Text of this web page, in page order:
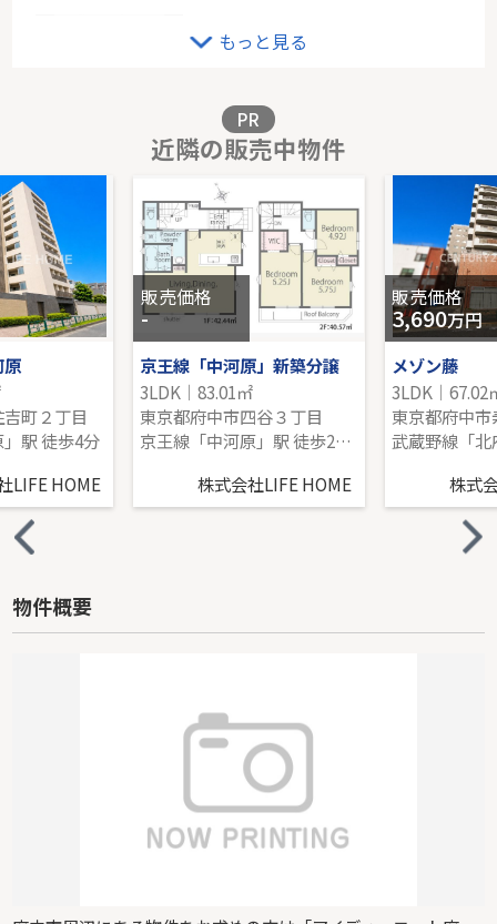
販売価格を見る
西三田団地5街区5号棟
5階｜2LDK｜75.61㎡｜南
販売価格を見る
もっと見る
PR
近隣の販売中物件
原
町２丁目
駅 徒歩4分
LIFE HOME
販売価格
-
京王線「中河原」新築分譲
3LDK｜83.01㎡
東京都府中市四谷３丁目
京王線「中河原」駅 徒歩20分
株式会社LIFE HOME
販売価格
3,690万円
メゾン藤
3LDK｜67.02
東京都府中
株式
物件概要